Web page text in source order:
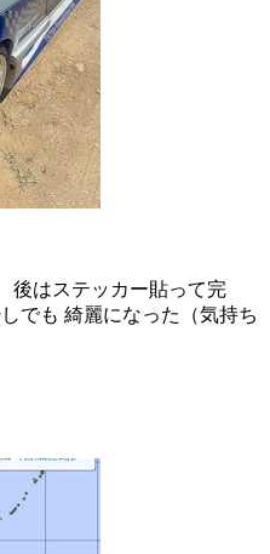
後はステッカー貼って完
でも 綺麗になった（気持ち